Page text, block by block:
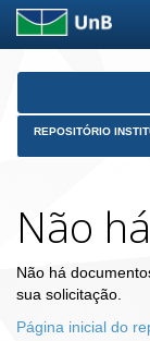
Skip
REPOSITÓRIO
Não
Não há
sua solicitação.
Página inicial do